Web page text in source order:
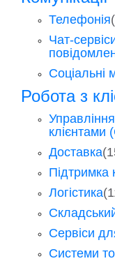
Телефонія
Чат-
Соціальні
Робота з
клієнтами
Доставка
Підтримка
Логістика
Сервіси
Системи